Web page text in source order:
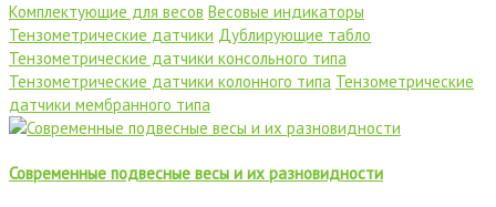
Комплектующие для весов Весовые индикаторы
Тензометрические датчики Дублирующие табло
Тензометрические датчики консольного типа
Тензометрические датчики колонного типа Тензометрические
датчики мембранного типа
Современные подвесные весы и их разновидности